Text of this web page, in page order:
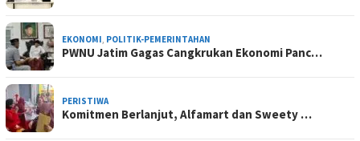
EKONOMI, POLITIK-PEMERINTAHAN
PWNU Jatim Gagas Cangkrukan Ekonomi Panc…
PERISTIWA
Komitmen Berlanjut, Alfamart dan Sweety …